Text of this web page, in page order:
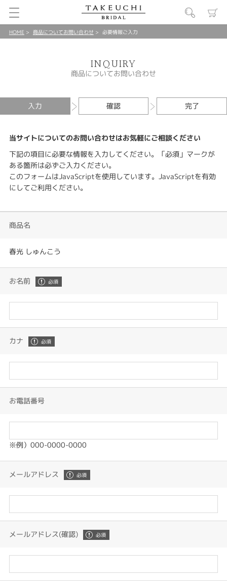
HOME 商品についてお問い合わせ 必要情報ご入力
INQUIRY
商品についてお問い合わせ
入力 確認 完了
当サイトについてのお問い合わせはお気軽にご相談ください
下記の項目に必要な情報を入力してください。「必須」マークが
ある箇所は必ずご入力ください。
このフォームはJavaScriptを使用しています。JavaScriptを有効
にしてご利用ください。
商品名
春光 しゅんこう
お名前
カナ
お電話番号
※例）000-0000-0000
メールアドレス
メールアドレス(確認)